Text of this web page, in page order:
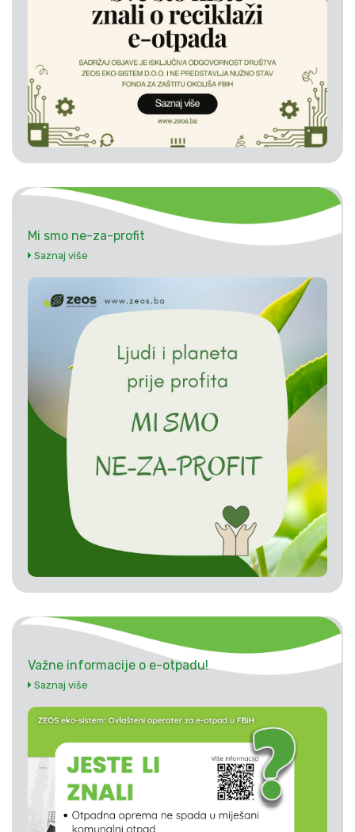
Mi smo ne-za-profit
Saznaj više
Važne informacije o e-otpadu!
Saznaj više